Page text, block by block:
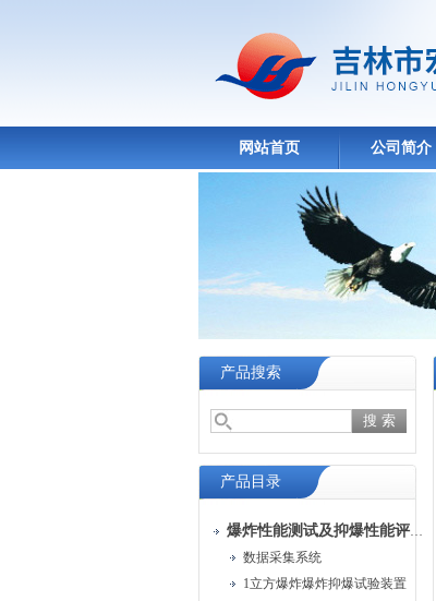
网站首页 公司简介
产品搜索
产品目录
爆炸性能测试及抑爆性能评定装置
数据采集系统
1立方爆炸爆炸抑爆试验装置